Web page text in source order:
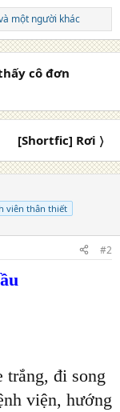
một người khác
cô đơn
[Shortfic] Rơi 〉
viên thân thiết
#2
trắng, đi song
viện, hướng